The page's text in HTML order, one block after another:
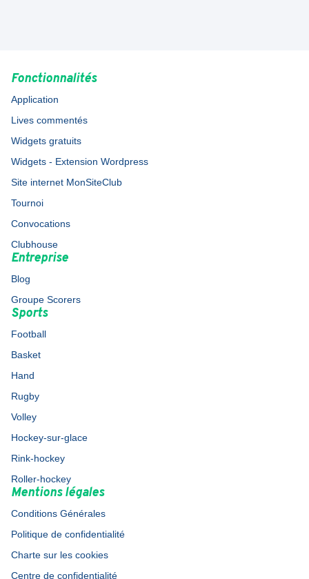
Fonctionnalités
Application
Lives commentés
Widgets gratuits
Widgets - Extension Wordpress
Site internet MonSiteClub
Tournoi
Convocations
Clubhouse
Entreprise
Blog
Groupe Scorers
Sports
Football
Basket
Hand
Rugby
Volley
Hockey-sur-glace
Rink-hockey
Roller-hockey
Mentions légales
Conditions Générales
Politique de confidentialité
Charte sur les cookies
Centre de confidentialité